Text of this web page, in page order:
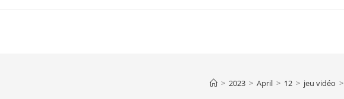
> 2023 > April > 12 > jeu vidéo >